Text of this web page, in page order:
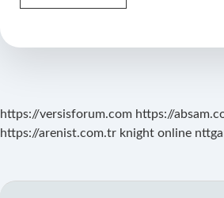
Çekerken
https://versisforum.com https://
https://arenist.com.tr knight online